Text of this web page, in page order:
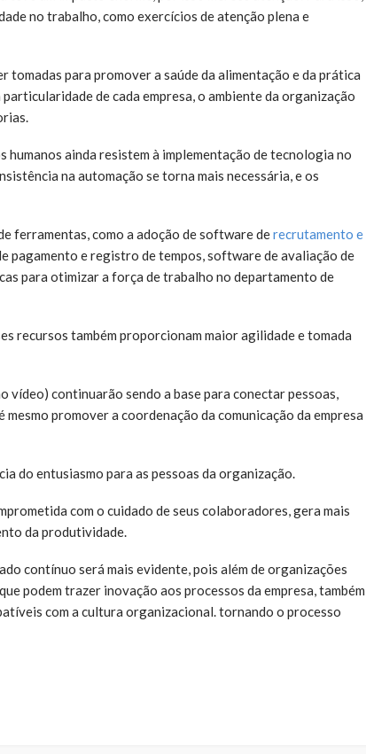
no trabalho, como exercícios de atenção plena e
tomadas para promover a saúde da alimentação e da prática
de cada empresa, o ambiente da organização
ainda resistem à implementação de tecnologia no
na automação se torna mais necessária, e os
ferramentas, como a adoção de software derecrutamento e
pagamento e registro de tempos, software de avaliação de
para otimizar a força de trabalho no departamento de
recursos também proporcionam maior agilidade e tomada
vídeo) continuarão sendo a base para conectar pessoas,
promover a coordenação da comunicação da empresa
do entusiasmo para as pessoas da organização.
com o cuidado de seus colaboradores, gera mais
da produtividade.
contínuo será mais evidente, pois além de organizações
podem trazer inovação aos processos da empresa, também
com a cultura organizacional. tornando o processo